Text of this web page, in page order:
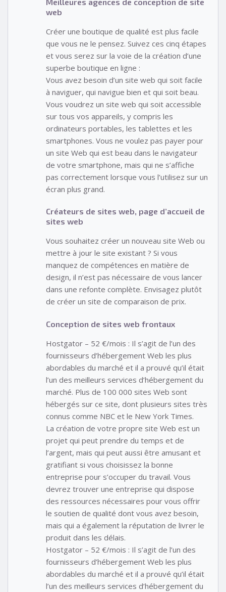
web
Créer une boutique de qualité est plus facile
que vous ne le pensez. Suivez ces cinq étapes
et vous serez sur la voie de la création d’une
superbe boutique en ligne :
Vous avez besoin d’un site web qui soit facile
à naviguer, qui navigue bien et qui soit beau.
Vous voudrez un site web qui soit accessible
sur tous vos appareils, y compris les
ordinateurs portables, les tablettes et les
smartphones. Vous ne voulez pas payer pour
un site Web qui est beau dans le navigateur
de votre smartphone, mais qui ne s’affiche
pas correctement lorsque vous l’utilisez sur un
écran plus grand.
Créateurs de sites web, page d’accueil de
sites web
Vous souhaitez créer un nouveau site Web ou
mettre à jour le site existant ? Si vous
manquez de compétences en matière de
design, il n’est pas nécessaire de vous lancer
dans une refonte complète. Envisagez plutôt
de créer un site de comparaison de prix.
Conception de sites web frontaux
Hostgator – 52 €/mois : Il s’agit de l’un des
fournisseurs d’hébergement Web les plus
abordables du marché et il a prouvé qu’il était
l’un des meilleurs services d’hébergement du
marché. Plus de 100 000 sites Web sont
hébergés sur ce site, dont plusieurs sites très
connus comme NBC et le New York Times.
La création de votre propre site Web est un
projet qui peut prendre du temps et de
l’argent, mais qui peut aussi être amusant et
gratifiant si vous choisissez la bonne
entreprise pour s’occuper du travail. Vous
devrez trouver une entreprise qui dispose
des ressources nécessaires pour vous offrir
le soutien de qualité dont vous avez besoin,
mais qui a également la réputation de livrer le
produit dans les délais.
Hostgator – 52 €/mois : Il s’agit de l’un des
fournisseurs d’hébergement Web les plus
abordables du marché et il a prouvé qu’il était
l’un des meilleurs services d’hébergement du